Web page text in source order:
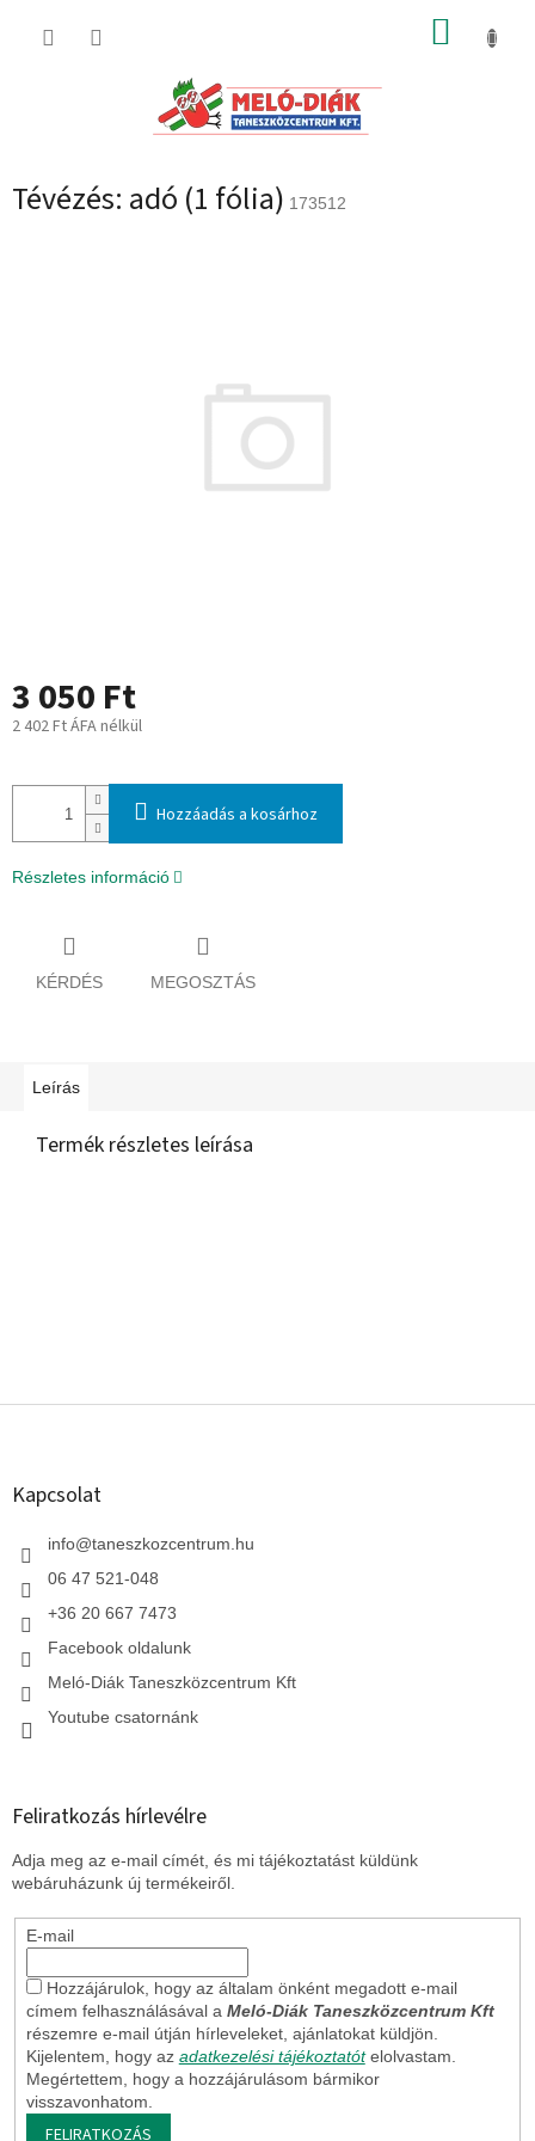
KOSÁR
Tévézés: adó (1 fólia) 173512
3 050 Ft
2 402 Ft ÁFA nélkül
Hozzáadás a kosárhoz
Részletes információ
KÉRDÉS MEGOSZTÁS
Leírás
Termék részletes leírása
L
Kapcsolat
info@taneszkozcentrum.hu
06 47 521-048
+36 20 667 7473
Facebook oldalunk
Meló-Diák Taneszközcentrum Kft
Youtube csatornánk
Feliratkozás hírlevélre
Adja meg az e-mail címét, és mi tájékoztatást küldünk
webáruházunk új termékeiről.
E-mail
Hozzájárulok, hogy az általam önként megadott e-mail
címem felhasználásával a Meló-Diák Taneszközcentrum Kft
részemre e-mail útján hírleveleket, ajánlatokat küldjön.
Kijelentem, hogy az adatkezelési tájékoztatót elolvastam.
Megértettem, hogy a hozzájárulásom bármikor
visszavonhatom.
FELIRATKOZÁS